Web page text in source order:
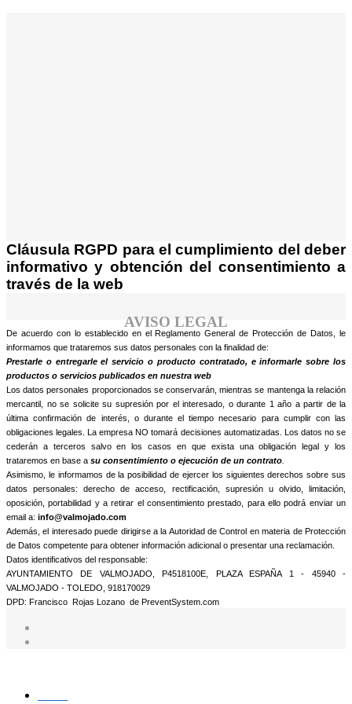
Cláusula RGPD para el cumplimiento del deber
informativo y obtención del consentimiento a
través de la web
AVISO LEGAL
De acuerdo con lo establecido en el Reglamento General de Protección de Datos, le
informamos que trataremos sus datos personales con la finalidad de:
Prestarle o entregarle el servicio o producto contratado, e informarle sobre los
productos o servicios publicados en nuestra web
Los datos personales proporcionados se conservarán, mientras se mantenga la relación
mercantil, no se solicite su supresión por el interesado, o durante 1 año a partir de la
última confirmación de interés, o durante el tiempo necesario para cumplir con las
obligaciones legales. La empresa NO tomará decisiones automatizadas. Los datos no se
cederán a terceros salvo en los casos en que exista una obligación legal y los
trataremos en base a su consentimiento o ejecución de un contrato.
Asimismo, le informamos de la posibilidad de ejercer los siguientes derechos sobre sus
datos personales: derecho de acceso, rectificación, supresión u olvido, limitación,
oposición, portabilidad y a retirar el consentimiento prestado, para ello podrá enviar un
email a: info@valmojado.com
Además, el interesado puede dirigirse a la Autoridad de Control en materia de Protección
de Datos competente para obtener información adicional o presentar una reclamación.
Datos identificativos del responsable:
AYUNTAMIENTO DE VALMOJADO, P4518100E, PLAZA ESPAÑA 1 - 45940 -
VALMOJADO - TOLEDO, 918170029
DPD: Francisco Rojas Lozano de PreventSystem.com